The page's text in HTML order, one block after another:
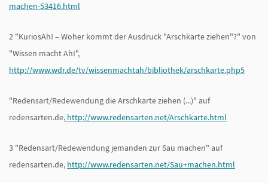
machen-53416.html
2 "KuriosAh! – Woher kommt der Ausdruck "Arschkarte ziehen"?" von
"Wissen macht Ah!",
http://www.wdr.de/tv/wissenmachtah/bibliothek/arschkarte.php5
"Redensart/Redewendung die Arschkarte ziehen (...)" auf
redensarten.de, http://www.redensarten.net/Arschkarte.html
3 "Redensart/Redewendung jemanden zur Sau machen" auf
redensarten.de, http://www.redensarten.net/Sau+machen.html